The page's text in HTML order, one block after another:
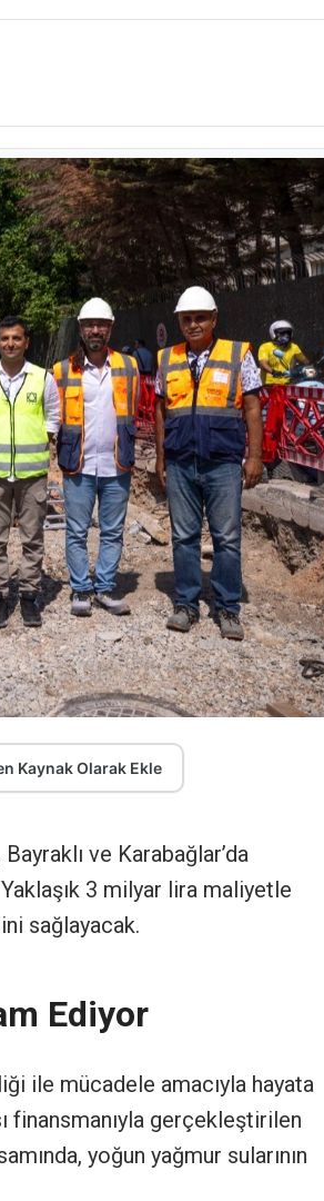
Kaynak Olarak Ekle
ve Karabağlar’da
3 milyar lira maliyetle
sağlayacak.
Ediyor
ile mücadele amacıyla hayata
finansmanıyla gerçekleştirilen
yoğun yağmur sularının